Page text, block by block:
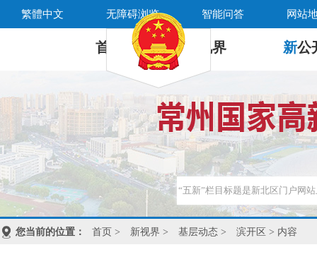
繁體中文 无障碍浏览 智能问答 网站
首 页 新 视界 新公
您当前的位置： 首页 > 新视界 > 基层动态 > 滨开区 > 内容